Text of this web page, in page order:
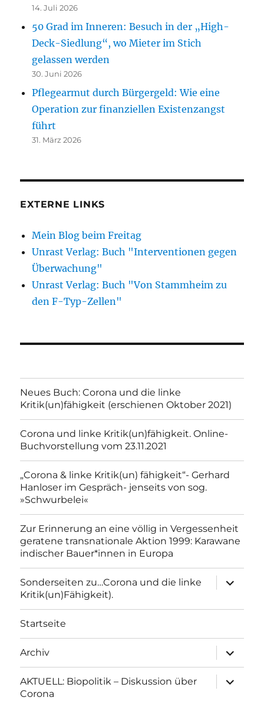
14. Juli 2026
50 Grad im Inneren: Besuch in der „High-
Deck-Siedlung“, wo Mieter im Stich
gelassen werden
30. Juni 2026
Pflegearmut durch Bürgergeld: Wie eine
Operation zur finanziellen Existenzangst
führt
31. März 2026
EXTERNE LINKS
Mein Blog beim Freitag
Unrast Verlag: Buch "Interventionen gegen
Überwachung"
Unrast Verlag: Buch "Von Stammheim zu
den F-Typ-Zellen"
Neues Buch: Corona und die linke
Kritik(un)fähigkeit (erschienen Oktober 2021)
Corona und linke Kritik(un)fähigkeit. Online-
Buchvorstellung vom 23.11.2021
„Corona & linke Kritik(un) fähigkeit“- Gerhard
Hanloser im Gespräch- jenseits von sog.
»Schwurbelei«
Zur Erinnerung an eine völlig in Vergessenheit
geratene transnationale Aktion 1999: Karawane
indischer Bauer*innen in Europa
Sonderseiten zu…Corona und die linke
Kritik(un)Fähigkeit).
anzeigen
Startseite
Archiv
anzeigen
AKTUELL: Biopolitik – Diskussion über
Corona
anzeigen